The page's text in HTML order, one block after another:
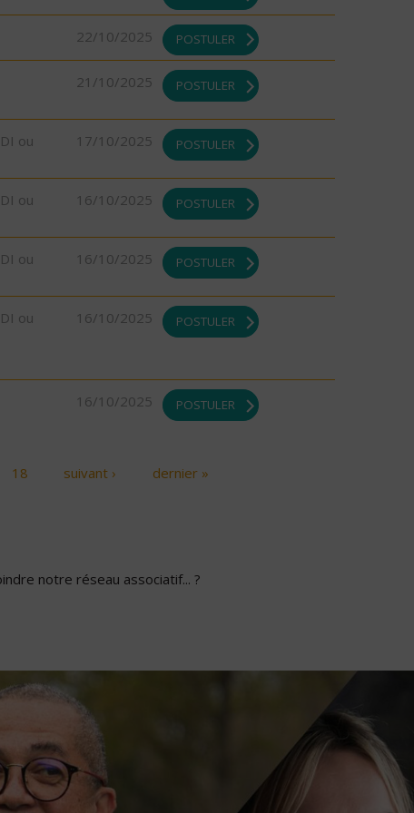
22/10/2025 POSTULER
21/10/2025 POSTULER
ou
17/10/2025 POSTULER
ou
16/10/2025 POSTULER
ou
16/10/2025 POSTULER
ou
16/10/2025 POSTULER
16/10/2025 POSTULER
18 suivant › dernier »
notre réseau associatif... ?